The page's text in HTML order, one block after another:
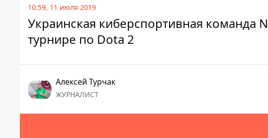
10:59, 11 июля 2019
Украинская киберспортивная команда
турнире по Dota 2
Алексей Турчак
ЖУРНАЛИСТ